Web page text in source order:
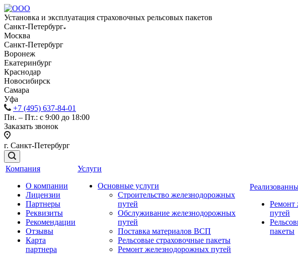
Установка и эксплуатация страховочных рельсовых пакетов
Санкт-Петербург
Москва
Санкт-Петербург
Воронеж
Екатеринбург
Краснодар
Новосибирск
Самара
Уфа
+7 (495) 637-84-01
Пн. – Пт.: с 9:00 до 18:00
Заказать звонок
г. Санкт-Петербург
Компания
О компании
Лицензии
Партнеры
Реквизиты
Рекомендации
Отзывы
Карта
партнера
Услуги
Основные услуги
Строительство железнодорожных
путей
Обслуживание железнодорожных
путей
Поставка материалов ВСП
Рельсовые страховочные пакеты
Ремонт железнодорожных путей
Ремонт
путей
пакеты